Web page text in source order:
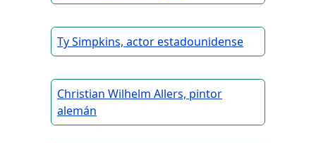
Ty Simpkins, actor estadounidense
Christian Wilhelm Allers, pintor
alemán